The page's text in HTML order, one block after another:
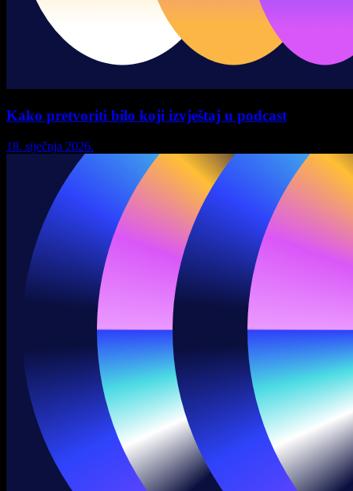
Kako pretvoriti bilo koji izvještaj u podcast
18. siječnja 2026.